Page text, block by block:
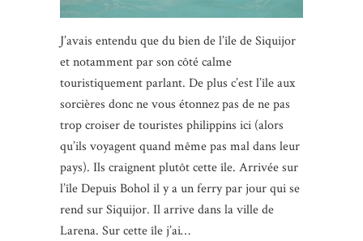
J’avais entendu que du bien de l’île de Siquijor
et notamment par son côté calme
touristiquement parlant. De plus c’est l’île aux
sorcières donc ne vous étonnez pas de ne pas
trop croiser de touristes philippins ici (alors
qu’ils voyagent quand même pas mal dans leur
pays). Ils craignent plutôt cette île. Arrivée sur
l’île Depuis Bohol il y a un ferry par jour qui se
rend sur Siquijor. Il arrive dans la ville de
Larena. Sur cette île j’ai…